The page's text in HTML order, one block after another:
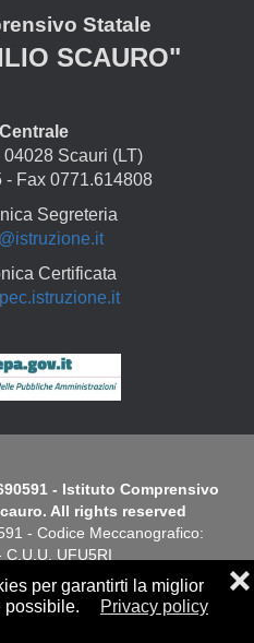
per garantirti la miglior
possibile.
Privacy policy
❌
Statale
SCAURO"
Scauri (LT)
- Fax 0771.614808
Segreteria
Certificata
- Istituto Comprensivo
All rights reserved
- Codice Meccanografico:
C.U.U. UFU5RI
di Accessibilità